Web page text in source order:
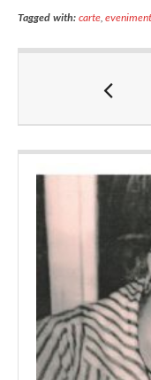
Tagged with: carte,